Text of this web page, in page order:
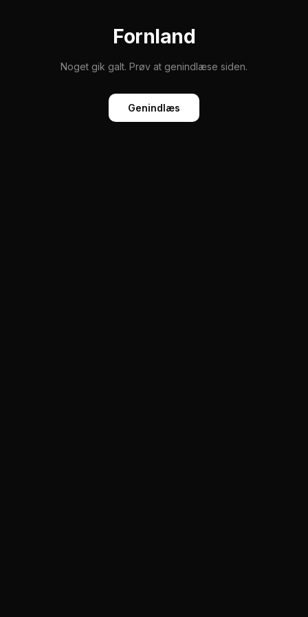
Fornland
Noget gik galt. Prøv at genindlæse siden.
Genindlæs